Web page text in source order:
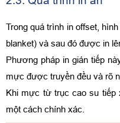
Trong quá trình in offset,
blanket) và sau đó được in
Phương pháp in gián tiếp
mực được truyền đều và rõ
Khi mực từ trục cao su tiếp
một cách chính xác.